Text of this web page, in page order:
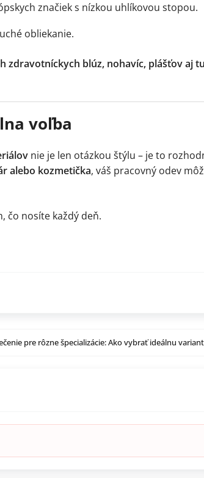
značiek s nízkou uhlíkovou stopou.
obliekanie.
zdravotníckych blúz, nohavíc, plášťov aj
voľba
nie je len otázkou štýlu – je to
alebo kozmetička, váš pracovný odev
čo nosíte každý deň.
pre rôzne špecializácie: Ako vybrať ideálnu